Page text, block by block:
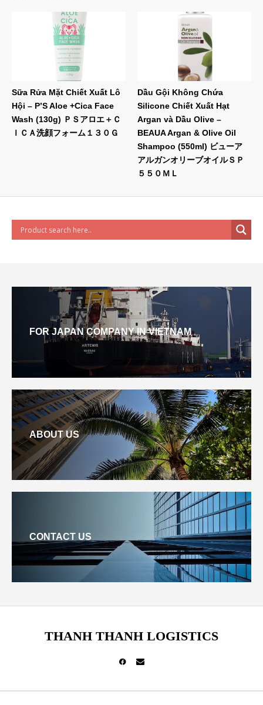
Sữa Rửa Mặt Chiết Xuất Lô
Hội – P’S Aloe +Cica Face
Wash (130g) ＰＳアロエ＋Ｃ
ＩＣＡ洗顔フォーム１３０Ｇ
Dầu Gội Không Chứa
Silicone Chiết Xuất Hạt
Argan và Dầu Olive –
BEAUA Argan & Olive Oil
Shampoo (550ml) ビューア
アルガンオリーブオイルＳＰ
５５０ＭＬ
FOR JAPAN COMPANY IN VIETNAM
ABOUT US
CONTACT US
THANH THANH LOGISTICS